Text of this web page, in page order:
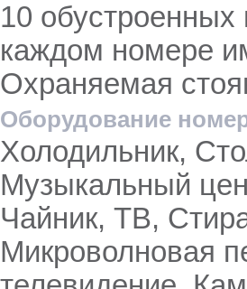
10
каждом номере
Охраняемая
Оборудование
Холодильник,
Музыкальный
Чайник, ТВ,
Микроволновая